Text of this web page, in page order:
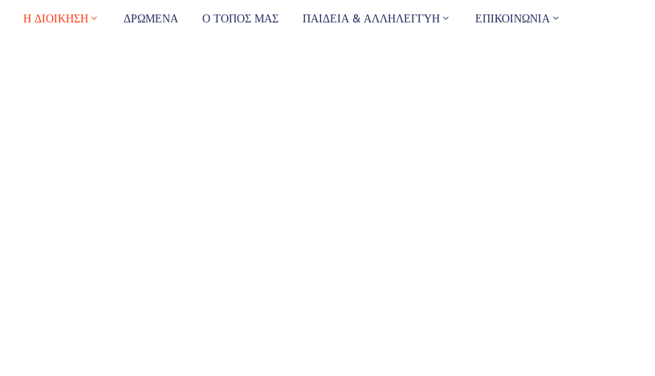
Η ΔΙΟΙΚΗΣΗ ΔΡΩΜΕΝΑ Ο ΤΟΠΟΣ ΜΑΣ ΠΑΙΔΕΙΑ & ΑΛΛΗΛΕΓΓΥΗ ΕΠΙΚΟΙΝΩΝΙΑ